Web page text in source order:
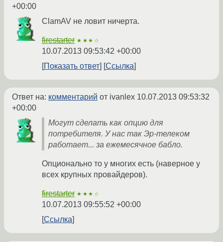
+00:00
ClamAV не ловит ничерта.
firestarter ★★★☆
10.07.2013 09:53:42 +00:00
Показать ответ
Ссылка
Ответ на: комментарий от ivanlex 10.07.2013 09:53:32
+00:00
Могут сделать как опцию для
потребителя. У нас так Эр-телеком
работает... за ежемесячное бабло.
Опционально то у многих есть (наверное у
всех крупных провайдеров).
firestarter ★★★☆
10.07.2013 09:55:52 +00:00
Ссылка